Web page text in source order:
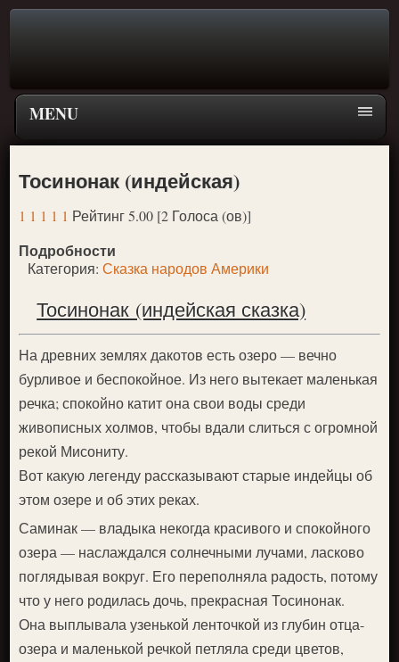
MENU
Главная страница
Поиск
ПЕРЕЙТИ К ГЛАВНОМУ МЕНЮ СКАЗОК
Новое
Тосинонак (индейская)
1 1 1 1 1 Рейтинг 5.00 [2 Голоса (ов)]
Подробности
Категория:Сказка народов Америки
Тосинонак (индейская сказка)
На древних землях дакотов есть озеро — вечно
бурливое и беспокойное. Из него вытекает маленькая
речка; спокойно катит она свои воды среди
живописных холмов, чтобы вдали слиться с огромной
рекой Мисониту.
Вот какую легенду рассказывают старые индейцы об
этом озере и об этих реках.
Саминак — владыка некогда красивого и спокойного
озера — наслаждался солнечными лучами, ласково
поглядывая вокруг. Его переполняла радость, потому
что у него родилась дочь, прекрасная Тосинонак.
Она выплывала узенькой ленточкой из глубин отца-
озера и маленькой речкой петляла среди цветов,